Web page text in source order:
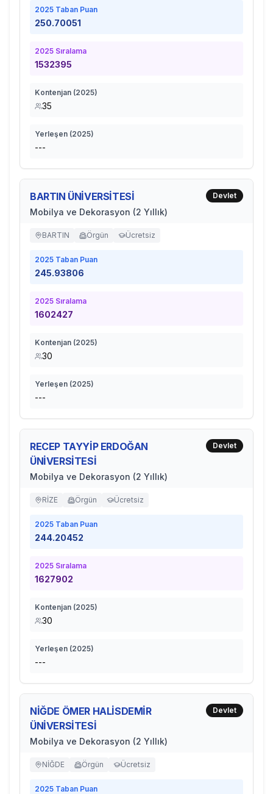
2025 Taban Puan
250.70051
2025 Sıralama
1532395
Kontenjan (2025)
35
Yerleşen (2025)
---
BARTIN ÜNİVERSİTESİ
Mobilya ve Dekorasyon (2 Yıllık)
Devlet
BARTIN Örgün Ücretsiz
2025 Taban Puan
245.93806
2025 Sıralama
1602427
Kontenjan (2025)
30
Yerleşen (2025)
---
RECEP TAYYİP ERDOĞAN
ÜNİVERSİTESİ
Mobilya ve Dekorasyon (2 Yıllık)
Devlet
RİZE Örgün Ücretsiz
2025 Taban Puan
244.20452
2025 Sıralama
1627902
Kontenjan (2025)
30
Yerleşen (2025)
---
NİĞDE ÖMER HALİSDEMİR
ÜNİVERSİTESİ
Mobilya ve Dekorasyon (2 Yıllık)
Devlet
NİĞDE Örgün Ücretsiz
2025 Taban Puan